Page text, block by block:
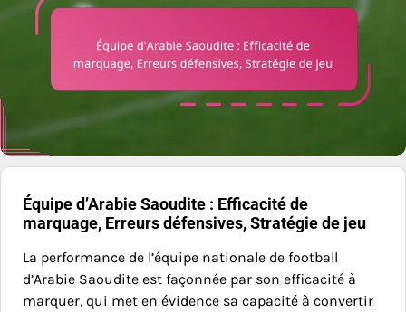
Équipe d’Arabie Saoudite : Efficacité de
marquage, Erreurs défensives, Stratégie de jeu
La performance de l’équipe nationale de football
d’Arabie Saoudite est façonnée par son efficacité à
marquer, qui met en évidence sa capacité à convertir